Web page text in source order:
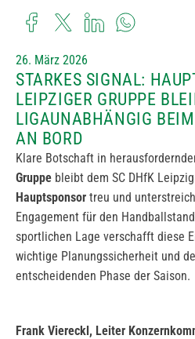
26. März 2026
STARKES SIGNAL:
LEIPZIGER GRUPPE
LIGAUNABHÄNGIG
AN BORD
Klare Botschaft in
Gruppe bleibt dem SC DHfK Leipzig
Hauptsponsor treu und
Engagement für den
sportlichen Lage verschafft diese
wichtige Planungssicherheit und
entscheidenden Phase der Saison.
Frank Viereckl, Leiter